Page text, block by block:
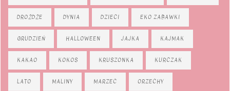
DROŻDŻE DYNIA DZIECI EKO ZABAWKI
GRUDZIEŃ HALLOWEEN JAJKA KAJMAK
KAKAO KOKOS KRUSZONKA KURCZAK
LATO MALINY MARZEC ORZECHY